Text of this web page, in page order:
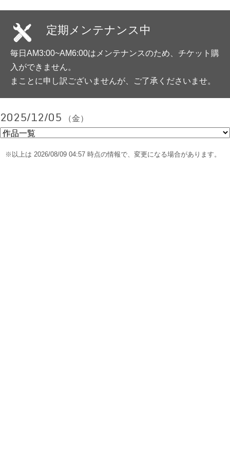
定期メンテナンス中
毎日AM3:00~AM6:00はメンテナンスのため、チケット購
入ができません。
まことに申し訳ございませんが、ご了承くださいませ。
2025/12/05 （金）
※以上は 2026/08/09 04:57 時点の情報で、変更になる場合があります。